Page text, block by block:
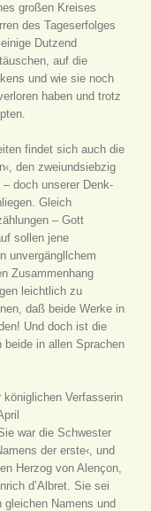
großen Kreises
des Tageserfolges
Dutzend
auf die
und wie sie noch
haben und trotz
findet sich auch die
den zweiundsiebzig
doch unserer Denk-
Gleich
– Gott
sollen jene
unvergängllchem
Zusammenhang
leichtlich zu
daß beide Werke in
Und doch ist die
beide in allen Sprachen
Verfasserin
war die Schwester
der erste‹, und
Herzog von Alençon,
d’Albret. Sie sei
Namens und